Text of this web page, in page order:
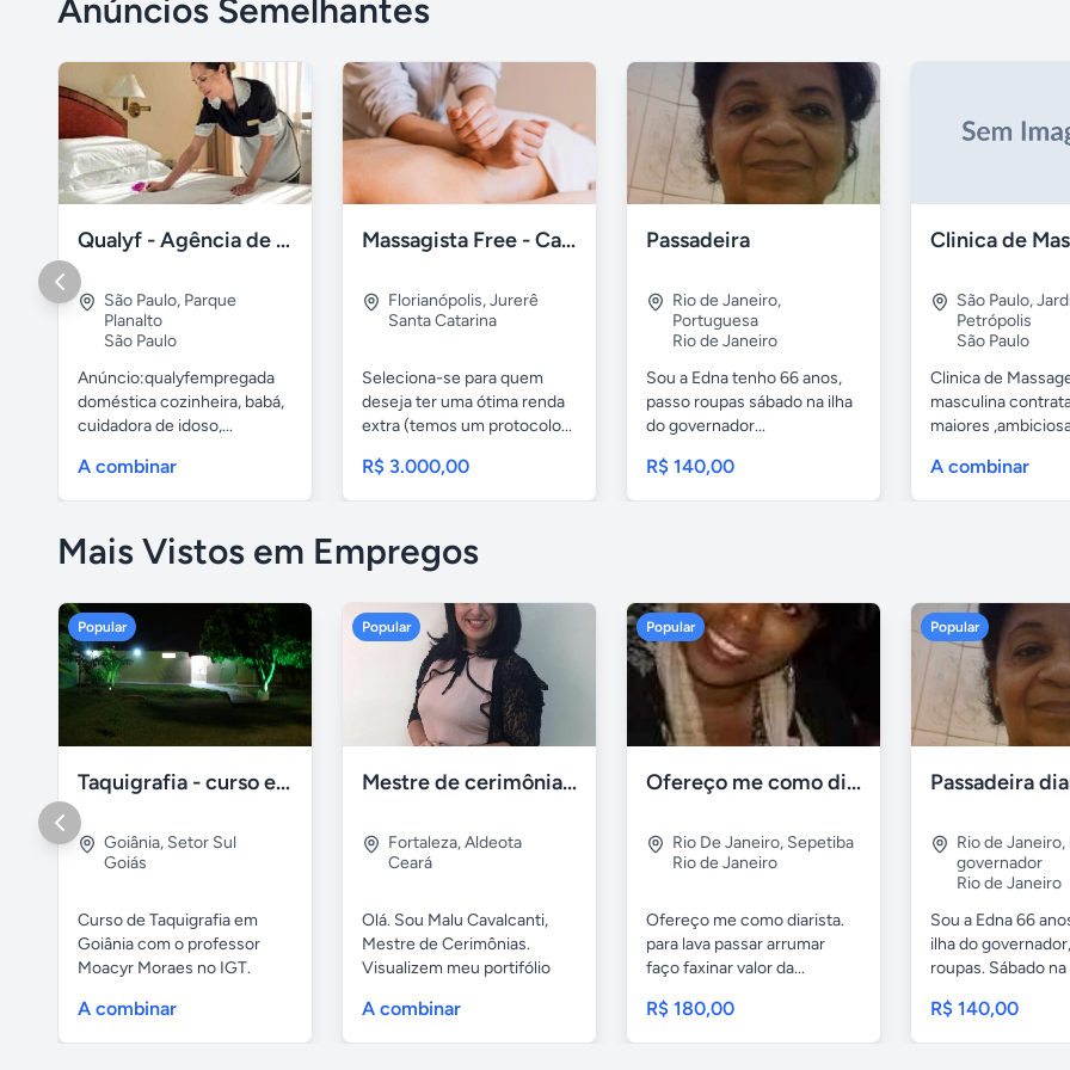
Anúncios Semelhantes
Qualyf - Agência de empregada doméstica
São Paulo, Parque
Planalto
São Paulo
Anúncio:qualyfempregada
doméstica cozinheira, babá,
cuidadora de idoso,...
A combinar
Massagista Free - Carnaval 2026
Florianópolis,Jurerê
Santa Catarina
Seleciona-se para quem
deseja ter uma ótima renda
extra (temos um protocolo...
R$ 3.000,00
Passadeira
Rio de Janeiro,
Portuguesa
Rio de Janeiro
Sou a Edna tenho 66 anos,
passo roupas sábado na ilha
do governador...
R$ 140,00
São Paulo,
Petrópolis
São Paulo
Clinica de
masculina
maiores
A combinar
Mais Vistos em Empregos
Popular
Taquigrafia - curso em goiânia - goiás
Goiânia, Setor Sul
Goiás
Curso de Taquigrafia em
Goiânia com o professor
Moacyr Moraes no IGT.
A combinar
Popular
Mestre de cerimônias no ceará
Fortaleza,Aldeota
Ceará
Olá. Sou Malu Cavalcanti,
Mestre de Cerimônias.
Visualizem meu portifólio
A combinar
Popular
Ofereço me como diarista
Rio De Janeiro, Sepetiba
Rio de Janeiro
Ofereço me como diarista.
para lava passar arrumar
faço faxinar valor da...
R$ 180,00
Popular
Passadeira
Rio de Janeiro,
governador
Rio de Janeiro
Sou a Edna 66
ilha do
roupas. Sábado na
R$ 140,00